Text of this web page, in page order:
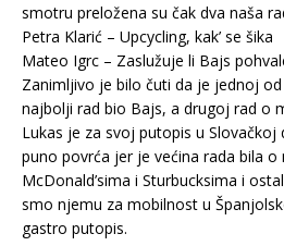
smotru preložena su čak dva naša
Petra Klarić – Upcycling, kak’ se šika
Mateo Igrc – Zaslužuje li Bajs
Zanimljivo je bilo čuti da je jednoj
najbolji rad bio Bajs, a drugoj rad o
Lukas je za svoj putopis u
puno povrća jer je većina rada bila o
McDonald’sima i Sturbucksima i
smo njemu za mobilnost u
gastro putopis.